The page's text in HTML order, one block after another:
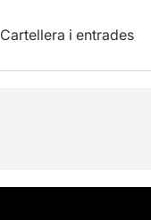
Cartellera i entrades
Opinions